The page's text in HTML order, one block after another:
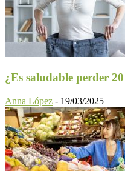
¿Es saludable perder
Anna López - 19/03/2025